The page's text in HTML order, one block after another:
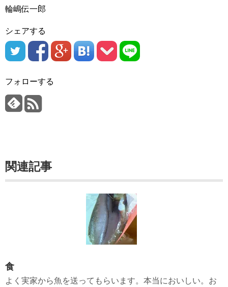
輪嶋伝一郎
シェアする
フォローする
関連記事
食
よく実家から魚を送ってもらいます。本当においしい。お